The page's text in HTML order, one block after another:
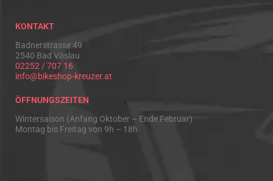
KONTAKT
Badnerstrasse 49
2540 Bad Vöslau
02252 / 707 16
info@bikeshop-kreuzer.at
ÖFFNUNGSZEITEN
Wintersaison (Anfang Oktober – Ende Februar)
Montag bis Freitag von 9h – 18h